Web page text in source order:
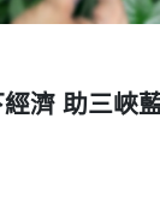
濟 助三峽